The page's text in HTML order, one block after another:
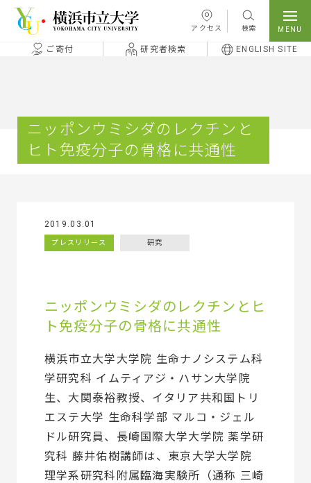
本文へ移動
アクセス 検索
ご寄付 研究者検索 ENGLISH SITE
ニッポンウミシダのレクチンと
ヒト免疫分子の骨格に共通性
2019.03.01
プレスリリース 研究
ニッポンウミシダのレクチンとヒ
ト免疫分子の骨格に共通性
横浜市立大学大学院 生命ナノシステム科
学研究科 イムティアジ・ハサン大学院
生、大関泰裕教授、イタリア共和国トリ
エステ大学 生命科学部 マルコ・ジェル
ドル研究員、長崎国際大学大学院 薬学研
究科 藤井佑樹講師は、東京大学大学院
理学系研究科附属臨海実験所（通称 三崎